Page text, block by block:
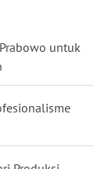
untuk